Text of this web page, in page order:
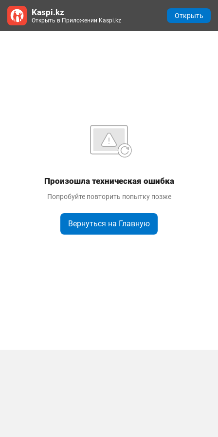
Произошла техническая ошибка
Попробуйте повторить попытку позже
Вернуться на Главную
Kaspi.kz
Открыть в Приложении Kaspi.kz
Открыть